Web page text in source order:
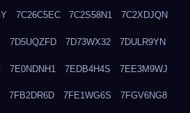
7C26C5EC 7C2S58N1 7C2XDJQN
7D5UQZFD 7D73WX32 7DULR9YN
7E0NDNH1 7EDB4H4S 7EE3M9WJ
7FB2DR6D 7FE1WG6S 7FGV6NG8